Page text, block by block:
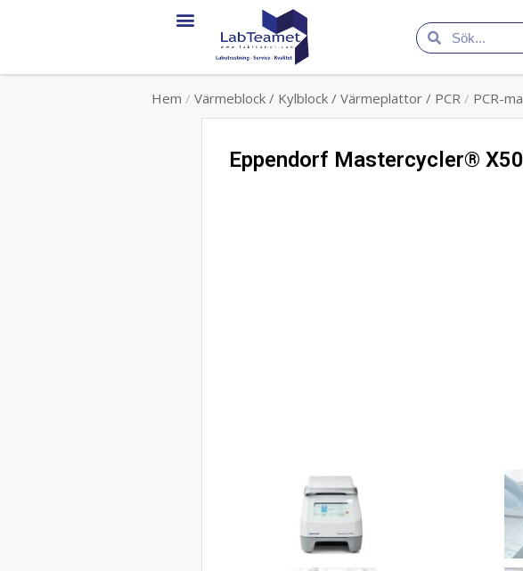
Hem / Värmeblock / Kylblock / Värmeplattor / PCR / PCR-
Eppendorf Mastercycler® X50